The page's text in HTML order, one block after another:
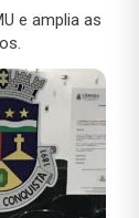
e amplia as